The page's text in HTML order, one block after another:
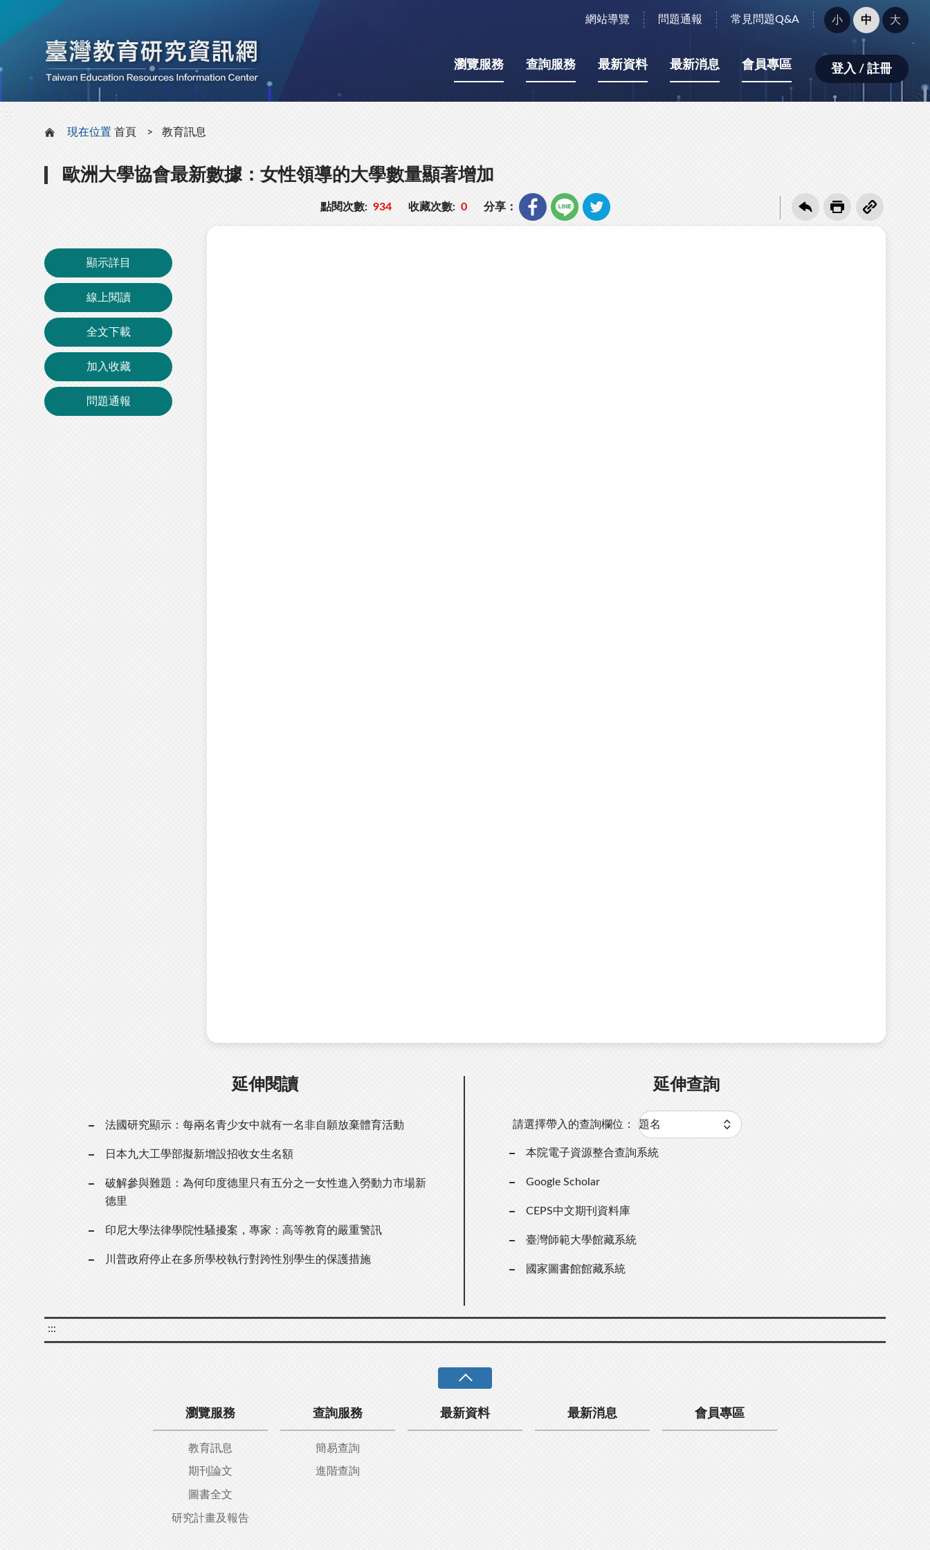
網站導覽 問題通報 常見問題Q&A
字
型
小：
小 中 大
瀏覽服務 查詢服務 最新資料 最新消息 會員專區 登入 / 註冊
現在位置 首頁 教育訊息
歐洲大學協會最新數據：女性領導的大學數量顯著增加
點閱次數: 934 收藏次數: 0 分享：
顯示詳目
線上閱讀
全文下載
加入收藏
問題通報
延伸閱讀
法國研究顯示：每兩名青少女中就有一名非自願放棄體育活動
日本九大工學部擬新增設招收女生名額
破解參與難題：為何印度德里只有五分之一女性進入勞動力市場新
德里
印尼大學法律學院性騷擾案，專家：高等教育的嚴重警訊
川普政府停止在多所學校執行對跨性別學生的保護措施
延伸查詢
請選擇帶入的查詢欄位：
本院電子資源整合查詢系統
Google Scholar
CEPS中文期刊資料庫
臺灣師範大學館藏系統
國家圖書館館藏系統
:::
瀏覽服務
教育訊息
期刊論文
圖書全文
研究計畫及報告
查詢服務
簡易查詢
進階查詢
最新資料 最新消息 會員專區